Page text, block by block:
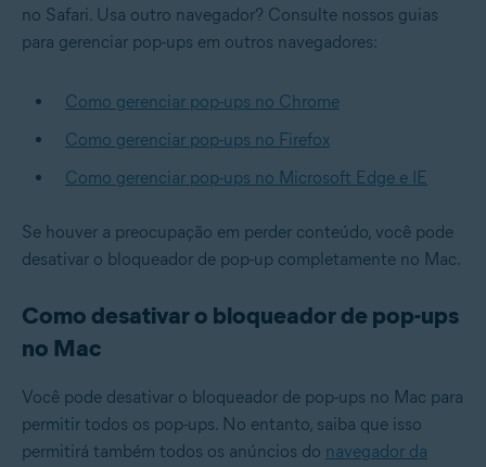
no Safari. Usa outro navegador? Consulte nossos guias
para gerenciar pop-ups em outros navegadores:
Como gerenciar pop-ups no Chrome
Como gerenciar pop-ups no Firefox
Como gerenciar pop-ups no Microsoft Edge e IE
Se houver a preocupação em perder conteúdo, você pode
desativar o bloqueador de pop-up completamente no Mac.
Como desativar o bloqueador de pop-ups
no Mac
Você pode desativar o bloqueador de pop-ups no Mac para
permitir todos os pop-ups. No entanto, saiba que isso
permitirá também todos os anúncios do navegador da